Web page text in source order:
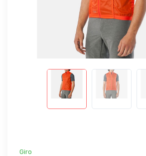
Giro